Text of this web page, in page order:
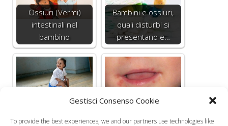
Gestisci Consenso Cookie
To provide the best experiences, we and our partners use technologies like
Ossiuri (Vermi)
intestinali nel
bambino
Bambini e ossiuri,
quali disturbi si
presentano e…
La malattia mani